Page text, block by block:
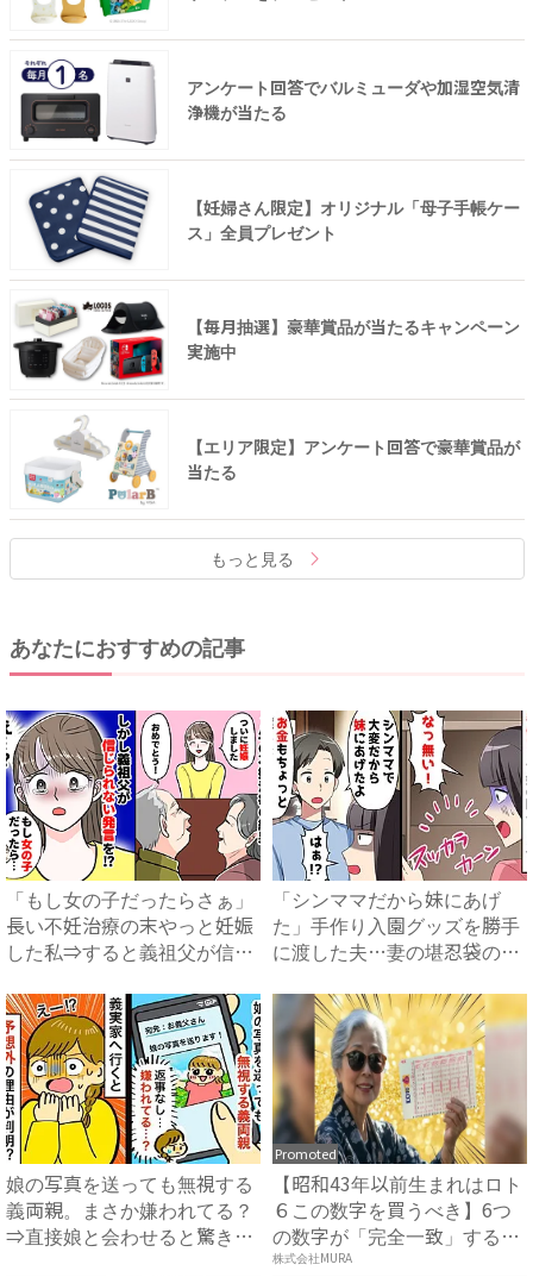
アンケート回答でバルミューダや加湿空気清
浄機が当たる
【妊婦さん限定】オリジナル「母子手帳ケー
ス」全員プレゼント
【毎月抽選】豪華賞品が当たるキャンペーン
実施中
【エリア限定】アンケート回答で豪華賞品が
当たる
もっと見る
あなたにおすすめの記事
「もし女の子だったらさぁ」
長い不妊治療の末やっと妊娠
した私⇒すると義祖父が信じ
「シンママだから妹にあげ
た」手作り入園グッズを勝手
に渡した夫…妻の堪忍袋の緒
娘の写真を送っても無視する
義両親。まさか嫌われてる？
⇒直接娘と会わせると驚きの
Promoted
【昭和43年以前生まれはロト
６この数字を買うべき】6つ
の数字が「完全一致」する
方...
株式会社MURA